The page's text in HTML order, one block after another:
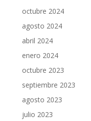
octubre 2024
agosto 2024
abril 2024
enero 2024
octubre 2023
septiembre 2023
agosto 2023
julio 2023